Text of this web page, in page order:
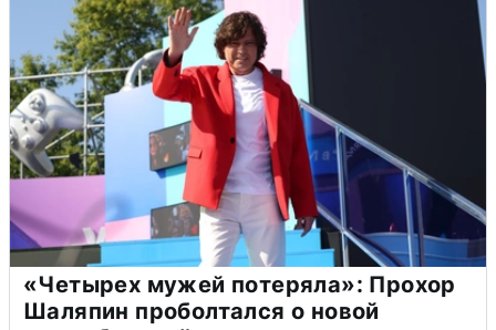
«Четырех мужей потеряла»: Прохор
Шаляпин проболтался о новой